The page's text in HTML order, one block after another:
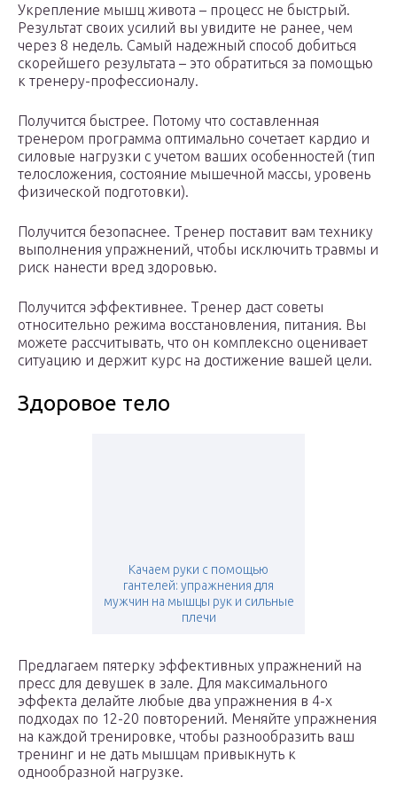
Укрепление мышц живота – процесс не быстрый.
Результат своих усилий вы увидите не ранее, чем
через 8 недель. Самый надежный способ добиться
скорейшего результата – это обратиться за помощью
к тренеру-профессионалу.
Получится быстрее. Потому что составленная
тренером программа оптимально сочетает кардио и
силовые нагрузки с учетом ваших особенностей (тип
телосложения, состояние мышечной массы, уровень
физической подготовки).
Получится безопаснее. Тренер поставит вам технику
выполнения упражнений, чтобы исключить травмы и
риск нанести вред здоровью.
Получится эффективнее. Тренер даст советы
относительно режима восстановления, питания. Вы
можете рассчитывать, что он комплексно оценивает
ситуацию и держит курс на достижение вашей цели.
Здоровое тело
Качаем руки с помощью
гантелей: упражнения для
мужчин на мышцы рук и сильные
плечи
Предлагаем пятерку эффективных упражнений на
пресс для девушек в зале. Для максимального
эффекта делайте любые два упражнения в 4-х
подходах по 12-20 повторений. Меняйте упражнения
на каждой тренировке, чтобы разнообразить ваш
тренинг и не дать мышцам привыкнуть к
однообразной нагрузке.